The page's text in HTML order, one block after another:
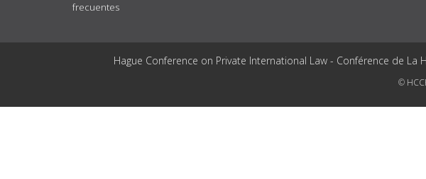
frecuentes
Hague Conference on Private International Law - Conférence de
©